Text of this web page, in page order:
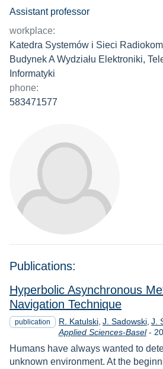
Assistant professor
workplace:
Katedra Systemów i Sieci
Budynek A Wydziału Elektroniki,
Informatyki
phone:
583471577
Publications:
Hyperbolic Asynchronous
Navigation Technique
publication R. Katulski J. Sadowski J.
Applied Sciences-Basel-
Humans have always wanted to
unknown environment. At the